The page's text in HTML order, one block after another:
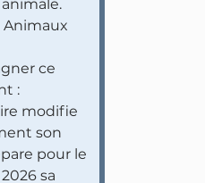
Animaux
ce
:
modifie
son
pour le
sa